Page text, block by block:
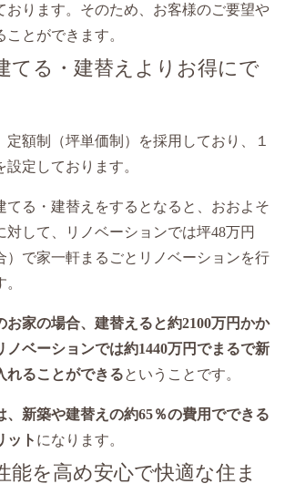
おります。そのため、お客様のご要望や
とができます。
てる・建替えよりお得にで
定額制（坪単価制）を採用しており、１
定しております。
てる・建替えをするとなると、おおよそ
対して、リノベーションでは坪48万円
）で家一軒まるごとリノベーションを行
お家の場合、建替えると約2100万円かか
ノベーションでは約1440万円でまるで新
れることができるということです。
、新築や建替えの約65％の費用でできる
ット になります。
能を高め安心で快適な住ま